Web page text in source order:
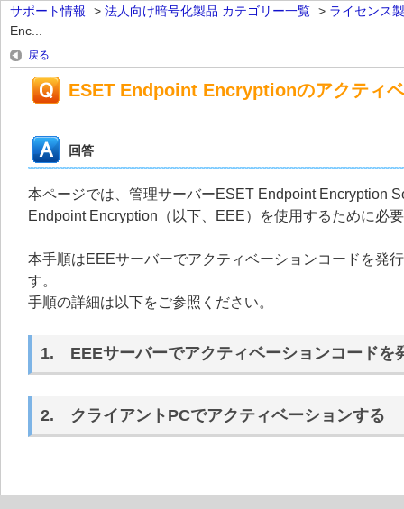
サポート情報 > 法人向け暗号化製品 カテゴリー一覧 > ライセンス
Enc...
戻る
ESET Endpoint Encryptionのアクティ
回答
本ページでは、管理サーバーESET Endpoint Encryption
Endpoint Encryption（以下、EEE）を使用するために必
本手順はEEEサーバーでアクティベーションコードを発
す。
手順の詳細は以下をご参照ください。
1. EEEサーバーでアクティベーションコードを
2. クライアントPCでアクティベーションする